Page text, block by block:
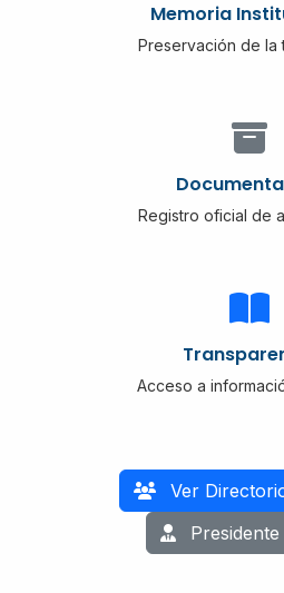
Memoria
Preservación de la
Registro oficial de
Acceso a
Ver